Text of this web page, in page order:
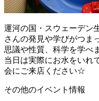
運河の国・スウェーデン
さんの発見や学びがつま
思議や性質、科学を学べ
当日は実際にお水をいれ
会にご来店ください☆
その他のイベント情報